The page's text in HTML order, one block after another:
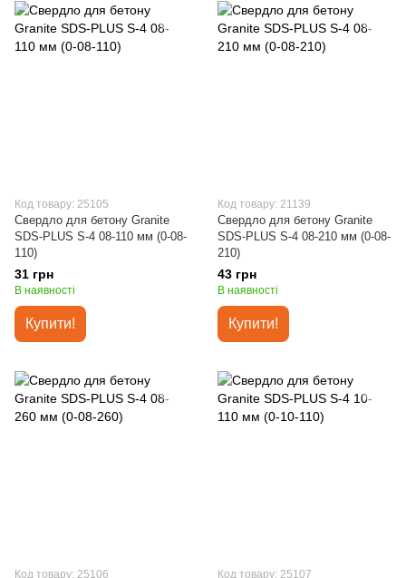
Код товару: 25105
Свердло для бетону Granite
SDS-PLUS S-4 08-110 мм (0-08-
110)
31 грн
В наявності
Купити!
Код товару: 21139
Свердло для бетону Granite
SDS-PLUS S-4 08-210 мм (0-08-
210)
43 грн
В наявності
Купити!
Код товару: 25106 Код товару: 25107